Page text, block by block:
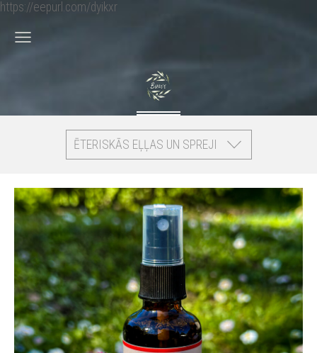
https://eepurl.com/dyikxr
ĒTERISKĀS EĻĻAS UN SPREJI